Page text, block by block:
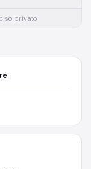
privato